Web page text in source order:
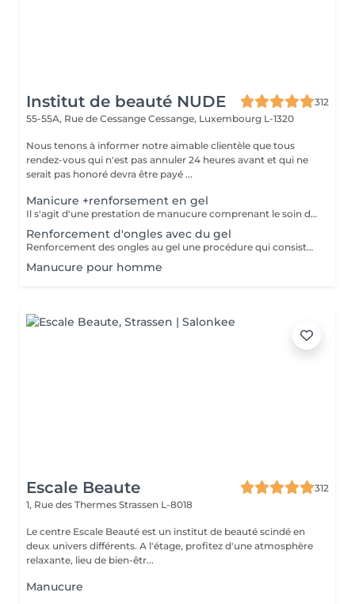
Institut de beauté NUDE
312
55-55A, Rue de Cessange Cessange, Luxembourg L-1320
Nous tenons à informer notre aimable clientèle que tous
rendez-vous qui n'est pas annuler 24 heures avant et qui ne
serait pas honoré devra être payé ...
Manicure +renforsement en gel
Il s'agit d'une prestation de manucure comprenant le soin des cuticules, le polissage des replis latéraux, ainsi que le renforcement de vos ongles naturels sans extension. Les ongles deviennent plus forts, soignés et gardent leur longueur naturelle. Il est recommandé de répéter la procédure toutes les 3 semaines pour maintenir un résultat optimal.
Renforcement d'ongles avec du gel
Renforcement des ongles au gel une procédure qui consiste à appliquer un gel fortifiant sur l'ongle naturel. Il protège contre la casse, lisse la surface et renforce les ongles. Convient à : Ongles fins, cassants et dédoublés Ceux qui veulent renforcer leurs ongles sans extension Prolonger la tenue du vernis Le gel est appliqué en fine couche, sans alourdir l'ongle, et aide à obtenir une longueur saine.
Manucure pour homme
Escale Beaute
312
1, Rue des Thermes Strassen L-8018
Le centre Escale Beauté est un institut de beauté scindé en
deux univers différents. A l'étage, profitez d'une atmosphère
relaxante, lieu de bien-êtr...
Manucure